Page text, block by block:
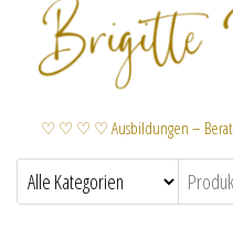
♡ ♡ ♡ ♡ Ausbildungen –